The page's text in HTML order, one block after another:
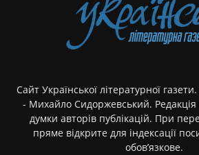
Сайт Української літературної
- Михайло Сидоржевський. Редакція
думки авторів публікацій. При
пряме відкрите для індексації
обов’язкове.